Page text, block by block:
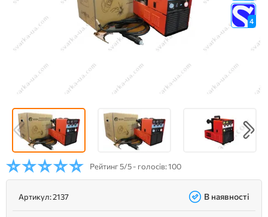
4
Рейтинг5/5 - голосів: 100
Артикул:2137 В наявності